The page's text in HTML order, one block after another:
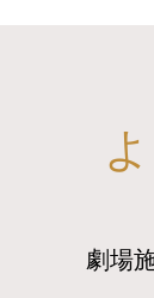
劇場